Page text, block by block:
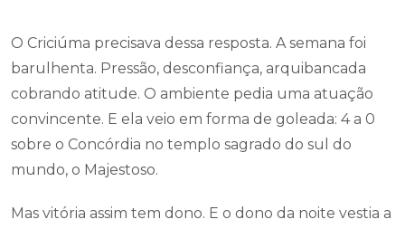
O Criciúma precisava dessa resposta. A semana foi
barulhenta. Pressão, desconfiança, arquibancada
cobrando atitude. O ambiente pedia uma atuação
convincente. E ela veio em forma de goleada: 4 a 0
sobre o Concórdia no templo sagrado do sul do
mundo, o Majestoso.
Mas vitória assim tem dono. E o dono da noite vestia a